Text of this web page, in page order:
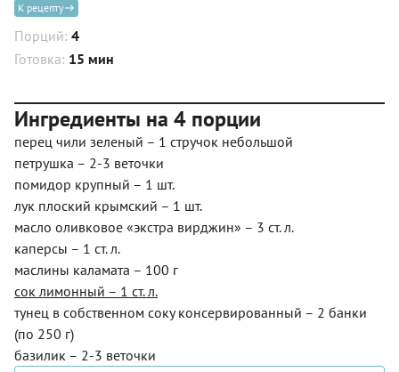
К рецепту
Порций: 4
Готовка: 15 мин
Ингредиенты на 4 порции
перец чили зеленый – 1 стручок небольшой
петрушка – 2-3 веточки
помидор крупный – 1 шт.
лук плоский крымский – 1 шт.
масло оливковое «экстра вирджин» – 3 ст. л.
каперсы – 1 ст. л.
маслины каламата – 100 г
сок лимонный – 1 ст. л.
тунец в собственном соку консервированный – 2 банки
(по 250 г)
базилик – 2-3 веточки